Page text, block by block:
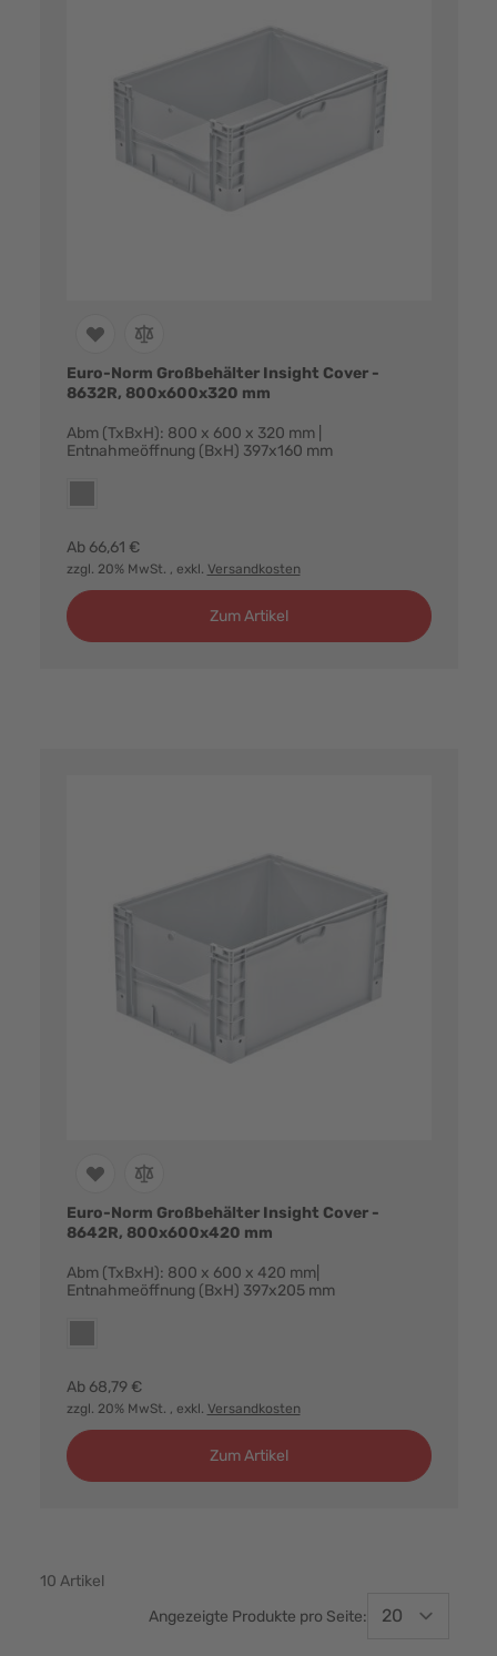
Euro-Norm Großbehälter Insight Cover -
8632R, 800x600x320 mm
Abm (TxBxH): 800 x 600 x 320 mm |
Entnahmeöffnung (BxH) 397x160 mm
Ab 66,61 €
zzgl. 20% MwSt. , exkl. Versandkosten
Zum Artikel
Euro-Norm Großbehälter Insight Cover -
8642R, 800x600x420 mm
Abm (TxBxH): 800 x 600 x 420 mm|
Entnahmeöffnung (BxH) 397x205 mm
Ab 68,79 €
zzgl. 20% MwSt. , exkl. Versandkosten
Zum Artikel
10 Artikel
Angezeigte Produkte pro Seite: